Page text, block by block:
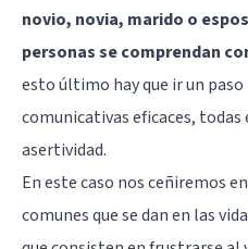
novio, novia, marido o
personas se comprendan
esto último hay que ir un
comunicativas eficaces, todas
asertividad.
En este caso nos ceñiremos
comunes que se dan en las